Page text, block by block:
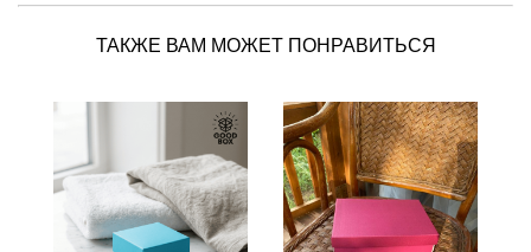
ТАКЖЕ ВАМ МОЖЕТ ПОНРАВИТЬСЯ